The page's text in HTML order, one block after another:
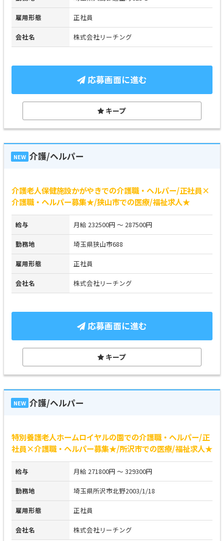
雇用形態 正社員
会社名 株式会社リーチング
応募画面に進む
キープ
NEW 介護/ヘルパー
介護老人保健施設かがやきでの介護職・ヘルパー/正社員×
介護職・ヘルパー募集★/狭山市での医療/福祉求人★
給与 月給 232500円 ～ 287500円
勤務地 埼玉県狭山市688
雇用形態 正社員
会社名 株式会社リーチング
応募画面に進む
キープ
NEW 介護/ヘルパー
特別養護老人ホームロイヤルの園での介護職・ヘルパー/正
社員×介護職・ヘルパー募集★/所沢市での医療/福祉求人★
給与 月給 271800円 ～ 329300円
勤務地 埼玉県所沢市北野2003/1/18
雇用形態 正社員
会社名 株式会社リーチング